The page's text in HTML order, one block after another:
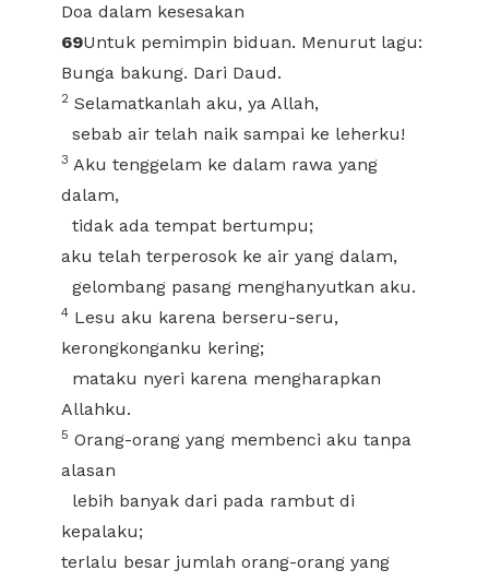
Doa dalam kesesakan
69Untuk pemimpin biduan. Menurut lagu:
Bunga bakung. Dari Daud.
2 Selamatkanlah aku, ya Allah,
sebab air telah naik sampai ke leherku!
3 Aku tenggelam ke dalam rawa yang
dalam,
tidak ada tempat bertumpu;
aku telah terperosok ke air yang dalam,
gelombang pasang menghanyutkan aku.
4 Lesu aku karena berseru-seru,
kerongkonganku kering;
mataku nyeri karena mengharapkan
Allahku.
5 Orang-orang yang membenci aku tanpa
alasan
lebih banyak dari pada rambut di
kepalaku;
terlalu besar jumlah orang-orang yang